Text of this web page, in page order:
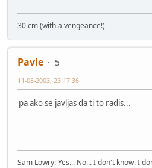
30 cm (with a vengeance!)
Pavle
5
11-05-2003, 23:17:36
pa ako se javljas da ti to radis...
Sam Lowry: Yes... No... I don't know. I